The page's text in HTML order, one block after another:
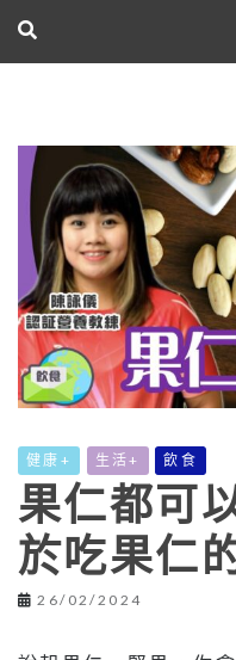
健康+ 生活+ 飲食
果仁都可
於吃果仁
26/02/2024